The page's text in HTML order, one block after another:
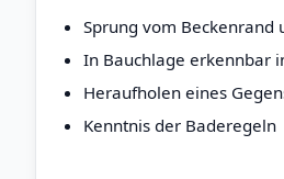
Sprung vom Beckenrand
In Bauchlage erkennbar
Heraufholen eines
Kenntnis der Baderegeln